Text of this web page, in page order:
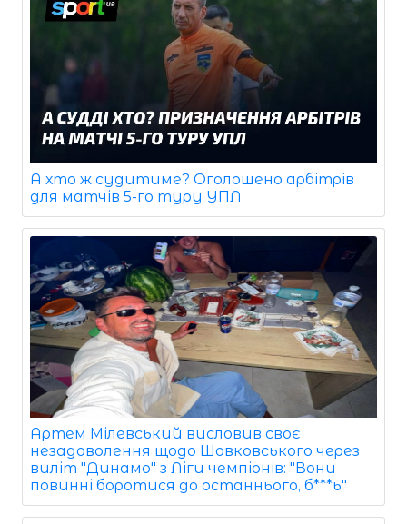
А хто ж судитиме? Оголошено арбітрів
для матчів 5-го туру УПЛ
Артем Мілевський висловив своє
незадоволення щодо Шовковського через
виліт "Динамо" з Ліги чемпіонів: "Вони
повинні боротися до останнього, б***ь"